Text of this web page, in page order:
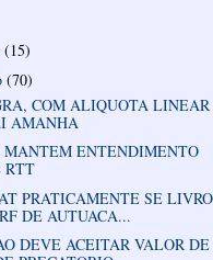
(15)
(70)
COM ALIQUOTA
AMANHA
MANTEM ENTENDIMENTO
RTT
PRATICAMENTE SE
DE AUTUACA...
DEVE ACEITAR VALOR DE